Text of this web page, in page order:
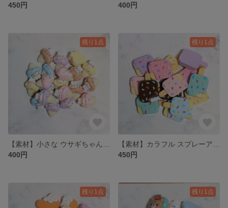
450円
400円
残り1点
400円
残り1点
450円
残り1点 残り1点